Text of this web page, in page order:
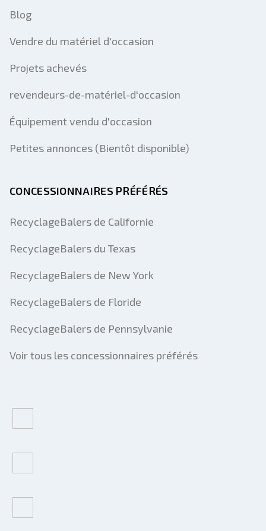
Blog
Vendre du matériel d'occasion
Projets achevés
revendeurs-de-matériel-d'occasion
Équipement vendu d'occasion
Petites annonces (Bientôt disponible)
CONCESSIONNAIRES PRÉFÉRÉS
RecyclageBalers de Californie
RecyclageBalers du Texas
RecyclageBalers de New York
RecyclageBalers de Floride
RecyclageBalers de Pennsylvanie
Voir tous les concessionnaires préférés